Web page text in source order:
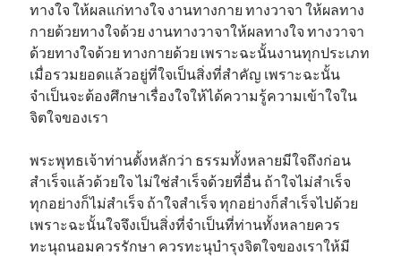
ทางใจ ให้ผลแก่ทางใจ งานทางกาย ทางวาจา ให้ผลทาง
กายด้วยทางใจด้วย งานทางวาจาให้ผลทางใจ ทางวาจา
ด้วยทางใจด้วย ทางกายด้วย เพราะฉะนั้นงานทุกประเภท
เมื่อรวมยอดแล้วอยู่ที่ใจเป็นสิ่งที่สำคัญ เพราะฉะนั้น
จำเป็นจะต้องศึกษาเรื่องใจให้ได้ความรู้ความเข้าใจใน
จิตใจของเรา
พระพุทธเจ้าท่านตั้งหลักว่า ธรรมทั้งหลายมีใจถึงก่อน
สำเร็จแล้วด้วยใจ ไม่ใช่สำเร็จด้วยที่อื่น ถ้าใจไม่สำเร็จ
ทุกอย่างก็ไม่สำเร็จ ถ้าใจสำเร็จ ทุกอย่างก็สำเร็จไปด้วย
เพราะฉะนั้นใจจึงเป็นสิ่งที่จำเป็นที่ท่านทั้งหลายควร
ทะนุถนอมควรรักษา ควรทะนุบำรุงจิตใจของเราให้มี